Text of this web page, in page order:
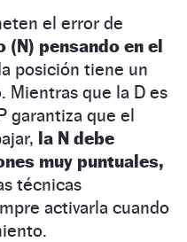
el error de
pensando en el
posición tiene un
Mientras que la D es
garantiza que el
la N debe
muy puntuales,
técnicas
activarla cuando